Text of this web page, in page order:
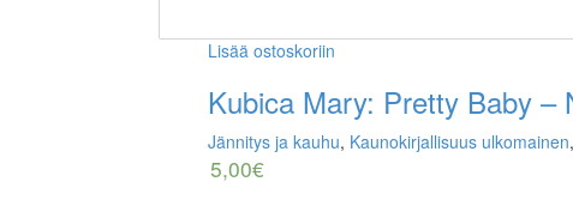
Lisää ostoskoriin
Kubica Mary: Pretty Baby –
Jännitys ja kauhu, Kaunokirjallisuus ulkomainen,
5,00€